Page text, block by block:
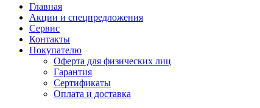
Главная
Акции и спецпредложения
Сервис
Контакты
Покупателю
Оферта для физических лиц
Гарантия
Сертификаты
Оплата и доставка